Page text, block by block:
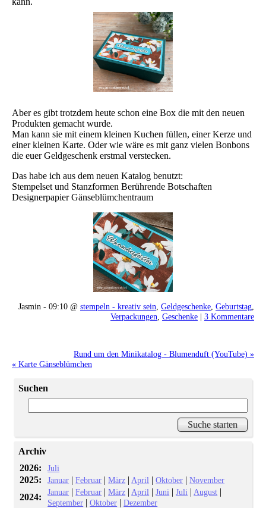
Aber es gibt trotzdem heute schon eine Box die mit den neuen
Produkten gemacht wurde.
Man kann sie mit einem kleinen Kuchen füllen, einer Kerze und
einer kleinen Karte. Oder wie wäre es mit ganz vielen Bonbons
die euer Geldgeschenk erstmal verstecken.
Das habe ich aus dem neuen Katalog benutzt:
Stempelset und Stanzformen Berührende Botschaften
Designerpapier Gänseblümchentraum
Jasmin - 09:10 @ stempeln - kreativ sein Geldgeschenke Geburtstag
Verpackungen Geschenke | 3 Kommentare
Rund um den Minikatalog - Blumenduft (YouTube) »
« Karte Gänseblümchen
Suchen
Archiv
2026:
Juli
2025: Januar |Februar |März | April |Oktober |November
2024: Januar |Februar |März | April |Juni |Juli | August |
September |Oktober |Dezember